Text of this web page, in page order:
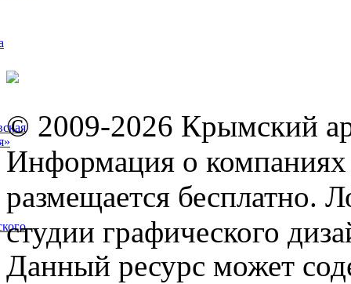
© 2009-2026 Крымский
Информация о компаниях
размещается бесплатно.
студии графического
Данный ресурс может